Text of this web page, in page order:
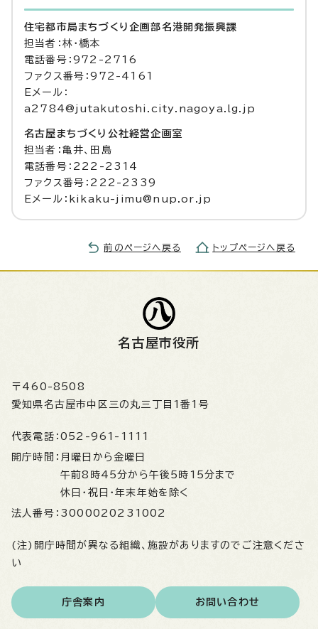
住宅都市局まちづくり企画部名港開発振興課
担当者：林・橋本
電話番号：972-2716
ファクス番号：972-4161
Eメール：
a2784@jutakutoshi.city.nagoya.lg.jp
名古屋まちづくり公社経営企画室
担当者：亀井、田島
電話番号：222-2314
ファクス番号：222-2339
Eメール：kikaku-jimu@nup.or.jp
前のページへ戻る トップページへ戻る
名古屋市役所
〒460-8508
愛知県名古屋市中区三の丸三丁目1番1号
代表電話： 052-961-1111
開庁時間： 月曜日から金曜日
午前8時45分から午後5時15分まで
休日・祝日・年末年始を除く
法人番号： 3000020231002
(注)開庁時間が異なる組織、施設がありますのでご注意くださ
い
庁舎案内 お問い合わせ